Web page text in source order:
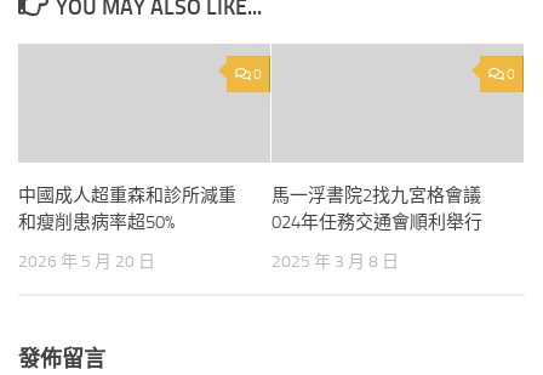
YOU MAY ALSO LIKE...
0
中國成人超重森和診所減重
和瘦削患病率超50%
2026 年 5 月 20 日
0
馬一浮書院2找九宮格會議
024年任務交通會順利舉行
2025 年 3 月 8 日
發佈留言